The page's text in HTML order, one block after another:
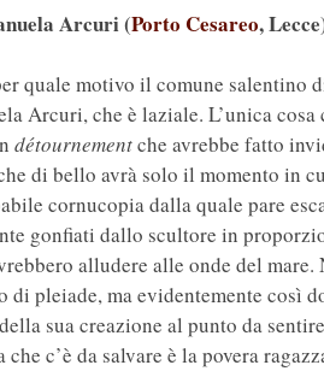
Arcuri (Porto Cesareo,
quale motivo il comune salentino
Arcuri, che è laziale. L’unica
détournementche avrebbe fatto
di bello avrà solo il momento in
cornucopia dalla quale pare
gonfiati dallo scultore in
alludere alle onde del
di pleiade, ma evidentemente così
sua creazione al punto da
che c’è da salvare è la povera